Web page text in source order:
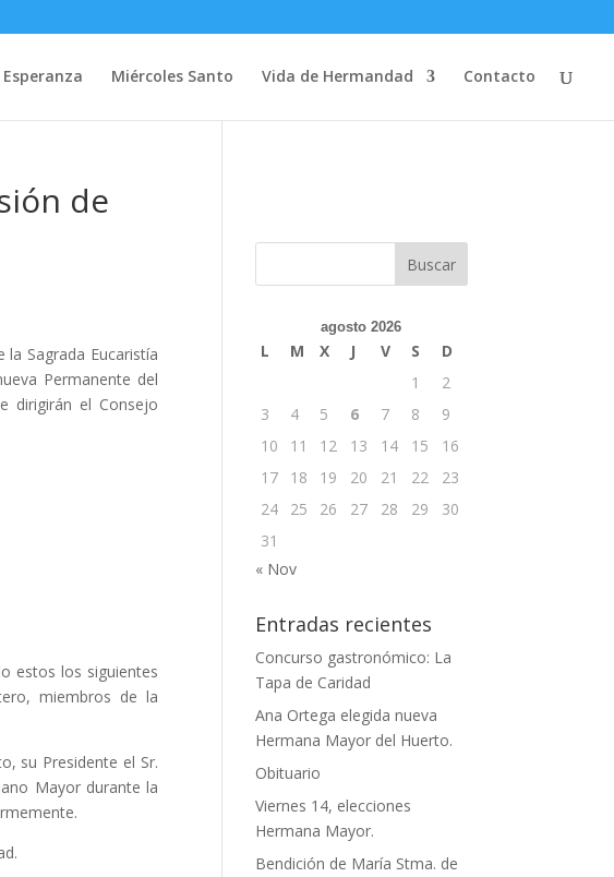
Miércoles Santo Vida de Hermandad Contacto
de
Eucaristía
Permanente del
dirigirán el Consejo
los siguientes
miembros de la
Presidente el Sr.
Mayor durante la
agosto 2026
L M X J V S
D
1
2
3
4 5 6 7 8
9
10
11 12 13 14 15
16
17
18 19 20 21 22
23
24
25 26 27 28 29
30
31
« Nov
Entradas recientes
Concurso gastronómico: La
Tapa de Caridad
Ana Ortega elegida nueva
Hermana Mayor del Huerto.
Obituario
Viernes 14, elecciones
Hermana Mayor.
Bendición de María Stma. de